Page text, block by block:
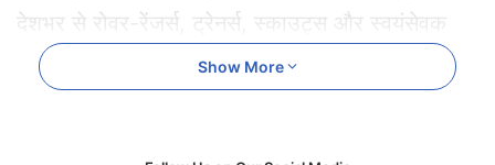
देशभर से रोवर-रेंजर्स, ट्रेनर्स, स्काउट्स और स्वयंसेवक
भाग ले रहे हैं।
Show More